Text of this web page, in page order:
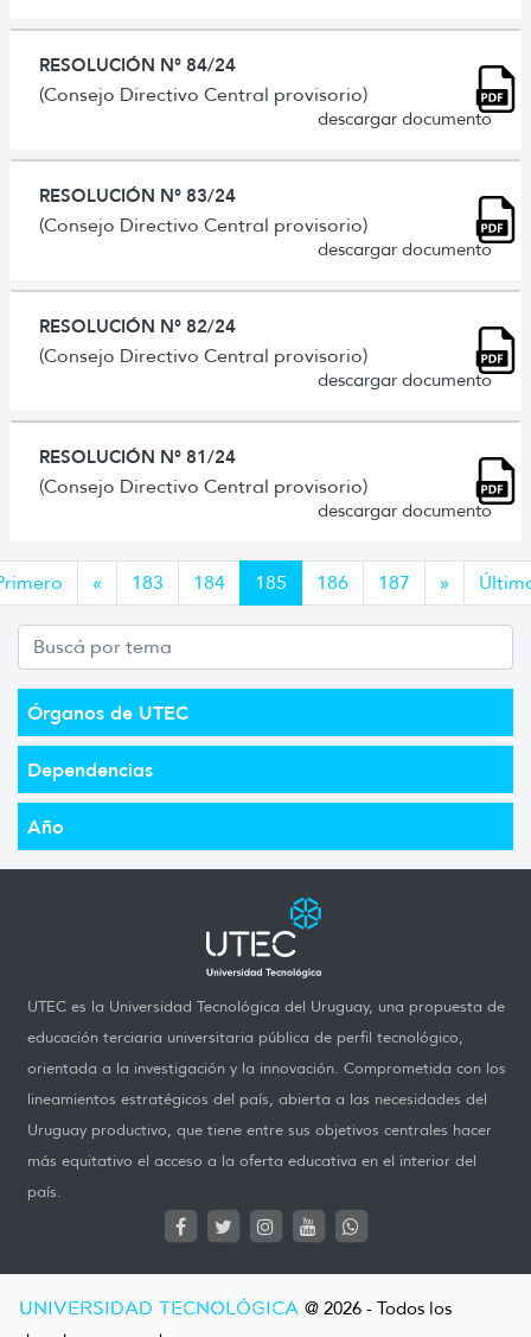
Órganos de UTEC
Dependencias
Año
RESOLUCIÓN N° 84/24
(Consejo Directivo Central provisorio)
descargar documento
RESOLUCIÓN N° 83/24
(Consejo Directivo Central provisorio)
descargar documento
RESOLUCIÓN N° 82/24
(Consejo Directivo Central provisorio)
descargar documento
RESOLUCIÓN N° 81/24
(Consejo Directivo Central provisorio)
descargar documento
« Anterior
183 184 185 186 187 » Siguiente
UTEC es la Universidad Tecnológica del Uruguay, una propuesta de
educación terciaria universitaria pública de perfil tecnológico,
orientada a la investigación y la innovación. Comprometida con los
lineamientos estratégicos del país, abierta a las necesidades del
Uruguay productivo, que tiene entre sus objetivos centrales hacer
más equitativo el acceso a la oferta educativa en el interior del
país.
UNIVERSIDAD TECNOLÓGICA @ 2026 - Todos los